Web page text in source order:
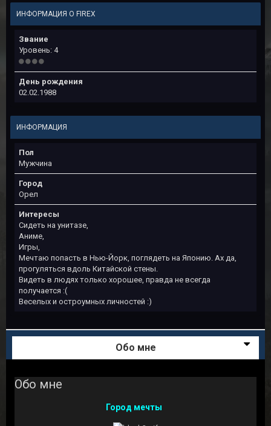
ИНФОРМАЦИЯ О FIREX
Звание
Уровень: 4
День рождения
02.02.1988
ИНФОРМАЦИЯ
Пол
Мужчина
Город
Орел
Интересы
Сидеть на унитазе,
Аниме,
Игры,
Мечтаю попасть в Нью-Йорк, поглядеть на Японию. Ах да,
прогуляться вдоль Китайской стены.
Видеть в людях только хорошее, правда не всегда
получается :(
Веселых и остроумных личностей :)
Обо мне
Обо мне
Город мечты